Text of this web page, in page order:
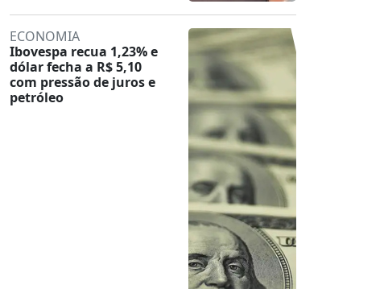
ECONOMIA
Ibovespa recua 1,23% e
dólar fecha a R$ 5,10
com pressão de juros e
petróleo